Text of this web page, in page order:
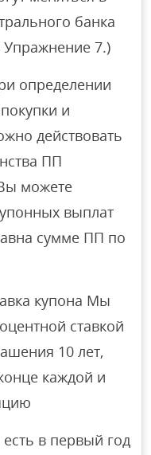
банка
Упражнение 7.)
определении
и
действовать
ПП
можете
выплат
сумме ПП по
купона Мы
ставкой
10 лет,
каждой и
в первый год